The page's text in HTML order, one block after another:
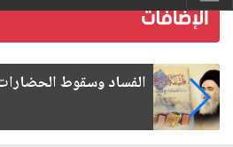
رواتب الموظفين على